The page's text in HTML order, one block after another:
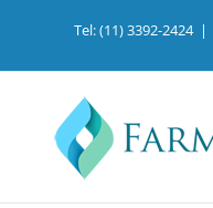
conteúdo
Tel: (11) 3392-2424 |